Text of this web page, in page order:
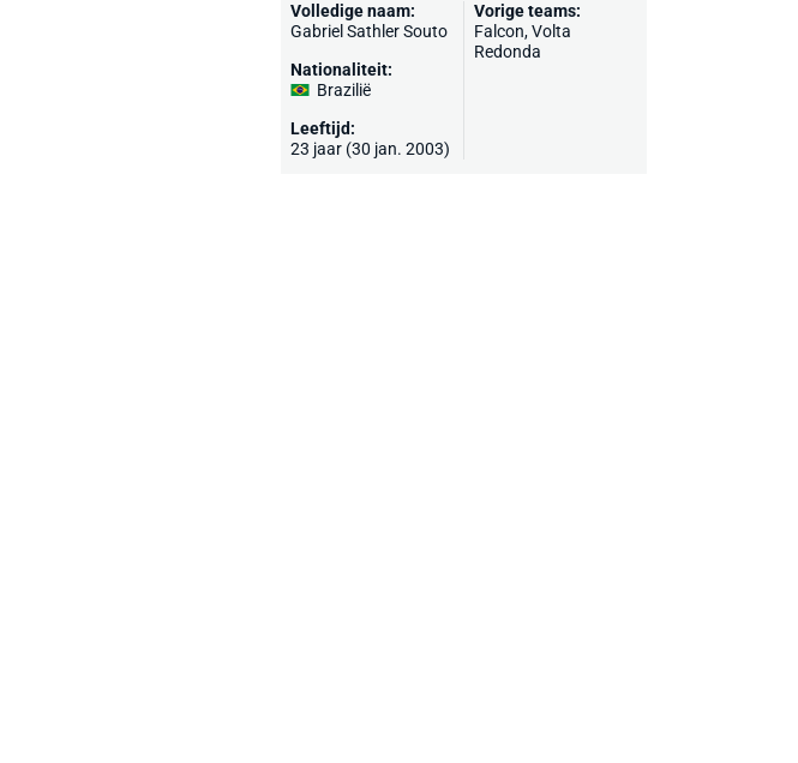
Volledige naam:
Gabriel Sathler Souto
Nationaliteit:
Brazilië
Leeftijd:
23 jaar (30 jan. 2003)
Vorige teams:
Falcon, Volta
Redonda